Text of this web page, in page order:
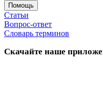
Помощь
Статьи
Вопрос-ответ
Словарь терминов
Скачайте наше